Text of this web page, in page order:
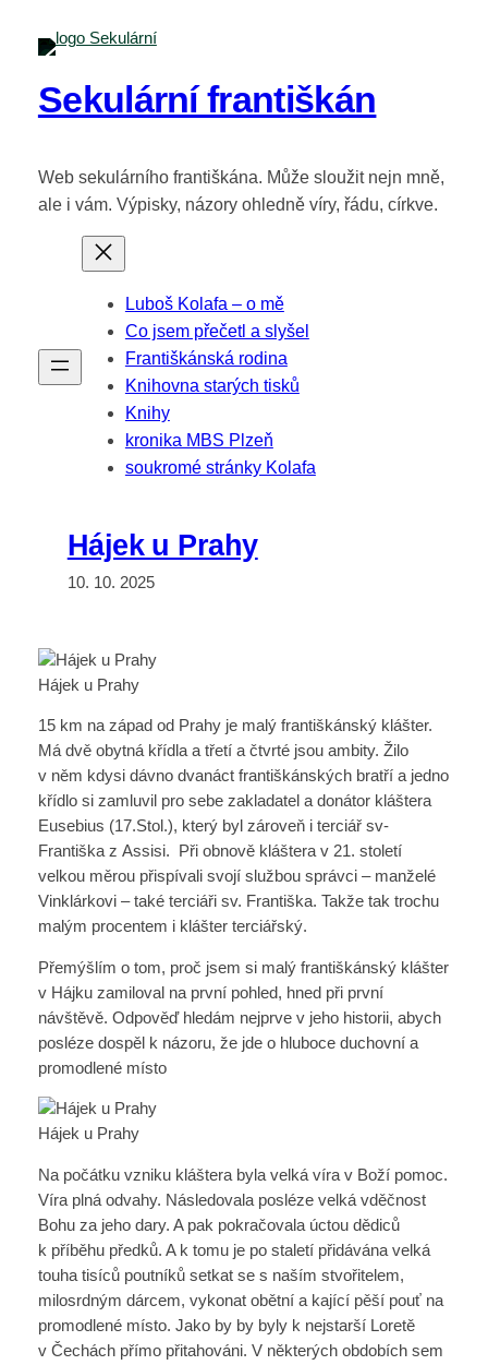
Sekulární františkán
Web sekulárního františkána. Může sloužit nejn mně,
ale i vám. Výpisky, názory ohledně víry, řádu, církve.
Luboš Kolafa – o mě
Co jsem přečetl a slyšel
Františkánská rodina
Knihovna starých tisků
Knihy
kronika MBS Plzeň
soukromé stránky Kolafa
Hájek u Prahy
10. 10. 2025
Hájek u Prahy
15 km na západ od Prahy je malý františkánský klášter.
Má dvě obytná křídla a třetí a čtvrté jsou ambity. Žilo
v něm kdysi dávno dvanáct františkánských bratří a jedno
křídlo si zamluvil pro sebe zakladatel a donátor kláštera
Eusebius (17.Stol.), který byl zároveň i terciář sv-
Františka z Assisi. Při obnově kláštera v 21. století
velkou měrou přispívali svojí službou správci – manželé
Vinklárkovi – také terciáři sv. Františka. Takže tak trochu
malým procentem i klášter terciářský.
Přemýšlím o tom, proč jsem si malý františkánský klášter
v Hájku zamiloval na první pohled, hned při první
návštěvě. Odpověď hledám nejprve v jeho historii, abych
posléze dospěl k názoru, že jde o hluboce duchovní a
promodlené místo
Hájek u Prahy
Na počátku vzniku kláštera byla velká víra v Boží pomoc.
Víra plná odvahy. Následovala posléze velká vděčnost
Bohu za jeho dary. A pak pokračovala úctou dědiců
k příběhu předků. A k tomu je po staletí přidávána velká
touha tisíců poutníků setkat se s naším stvořitelem,
milosrdným dárcem, vykonat obětní a kající pěší pouť na
promodlené místo. Jako by by byly k nejstarší Loretě
v Čechách přímo přitahováni. V některých obdobích sem